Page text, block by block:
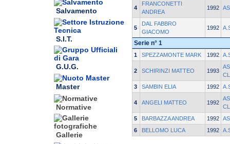
Salvamento
S.I.T.
G.U.G.
Master
Normative
Gallerie
4
FRANCONETTI
ANDREA
1992
5
DAL FABBRO
GIACOMO
1992
Serie n° 1
1 SPEZZAMONTE MARK 1992
2 SCHIRINZI MATTEO 1993
3
SAMBIN ELIA 1992
4 ANGELI MATTEO 1992
5
BARBAZZA ANDREA 1992
6
BELLOMO LUCA 1992